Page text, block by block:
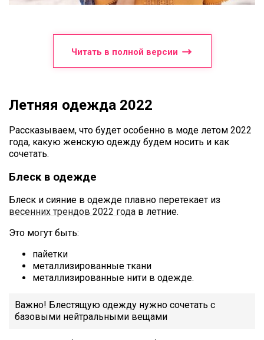
Читать в полной версии
Летняя одежда 2022
Рассказываем, что будет особенно в моде летом 2022
года, какую женскую одежду будем носить и как
сочетать.
Блеск в одежде
Блеск и сияние в одежде плавно перетекает из
весенних трендов 2022 года в летние.
Это могут быть:
пайетки
металлизированные ткани
металлизированные нити в одежде.
Важно! Блестящую одежду нужно сочетать с
базовыми нейтральными вещами